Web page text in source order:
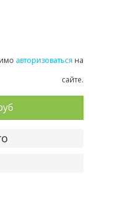
авторизоваться на
сайте.